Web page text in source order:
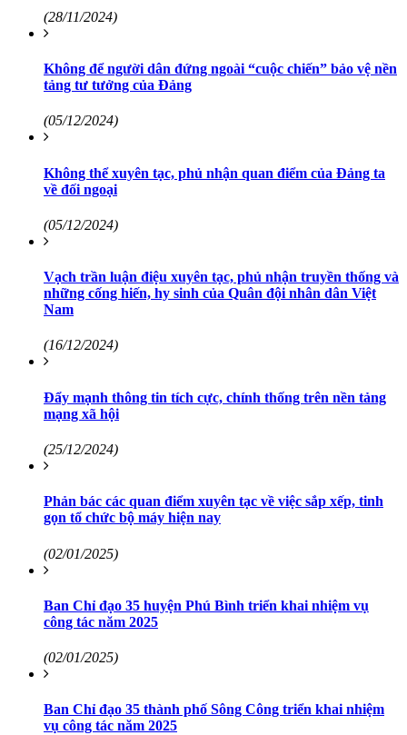
(28/11/2024)
Không để người dân đứng ngoài “cuộc chiến” bảo vệ nền
tảng tư tưởng của Đảng
(05/12/2024)
Không thể xuyên tạc, phủ nhận quan điểm của Đảng ta
về đối ngoại
(05/12/2024)
Vạch trần luận điệu xuyên tạc, phủ nhận truyền thống và
những cống hiến, hy sinh của Quân đội nhân dân Việt
Nam
(16/12/2024)
Đẩy mạnh thông tin tích cực, chính thống trên nền tảng
mạng xã hội
(25/12/2024)
Phản bác các quan điểm xuyên tạc về việc sắp xếp, tinh
gọn tổ chức bộ máy hiện nay
(02/01/2025)
Ban Chỉ đạo 35 huyện Phú Bình triển khai nhiệm vụ
công tác năm 2025
(02/01/2025)
Ban Chỉ đạo 35 thành phố Sông Công triển khai nhiệm
vụ công tác năm 2025